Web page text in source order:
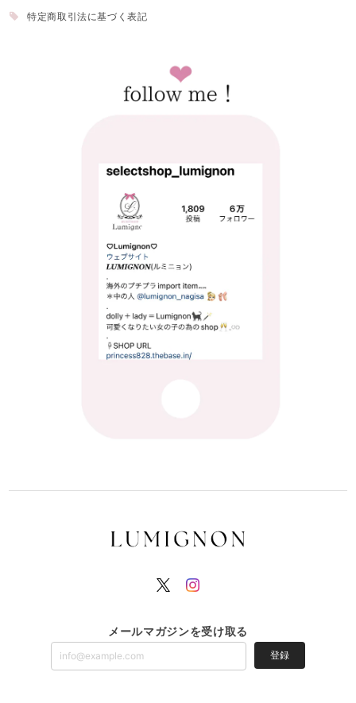
特定商取引法に基づく表記
メールマガジンを受け取る
登録